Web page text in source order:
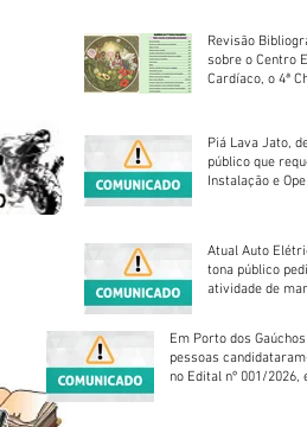
Revisão
sobre o Centro
Cardíaco, o 4ª
Piá Lava Jato,
público que
Instalação e
Atual Auto
tona público
atividade de
Em Porto dos
pessoas
no Edital nº 001/2026,